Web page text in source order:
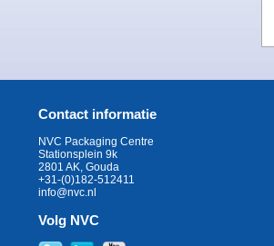
Contact informatie
NVC Packaging Centre
Stationsplein 9k
2801 AK, Gouda
+31-(0)182-512411
info@nvc.nl
Volg NVC